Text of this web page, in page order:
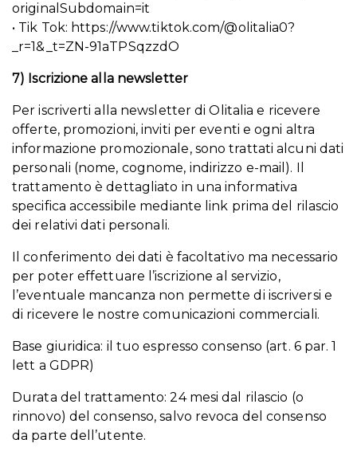
originalSubdomain=it
• Tik Tok: https://www.tiktok.com/@olitalia0?
_r=1&_t=ZN-91aTPSqzzdO
7) Iscrizione alla newsletter
Per iscriverti alla newsletter di Olitalia e ricevere
offerte, promozioni, inviti per eventi e ogni altra
informazione promozionale, sono trattati alcuni dati
personali (nome, cognome, indirizzo e-mail). Il
trattamento è dettagliato in una informativa
specifica accessibile mediante link prima del rilascio
dei relativi dati personali.
Il conferimento dei dati è facoltativo ma necessario
per poter effettuare l’iscrizione al servizio,
l’eventuale mancanza non permette di iscriversi e
di ricevere le nostre comunicazioni commerciali.
Base giuridica: il tuo espresso consenso (art. 6 par. 1
lett a GDPR)
Durata del trattamento: 24 mesi dal rilascio (o
rinnovo) del consenso, salvo revoca del consenso
da parte dell’utente.